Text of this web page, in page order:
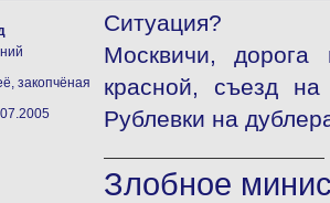
закопчёная
Ситуация?
Москвичи, дорога
красной, съезд
Рублевки на
Злобное